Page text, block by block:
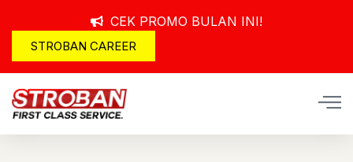
CEK PROMO BULAN INI!
STROBAN CAREER